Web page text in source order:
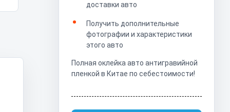
доставки авто
Получить дополнительные
фотографии и характеристики
этого авто
Полная оклейка авто антигравийной
пленкой в Китае по себестоимости!